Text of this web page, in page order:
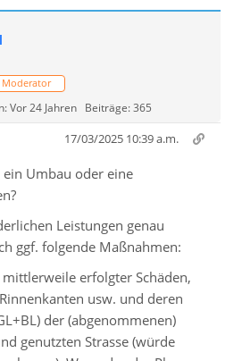
Moderator
Vor 24 Jahren Beiträge: 365
17/03/2025 10:39 a.m.
Umbau oder eine
Leistungen genau
ggf. folgende Maßnahmen:
erfolgter Schäden,
usw. und deren
der (abgenommenen)
genutzten Strasse (würde